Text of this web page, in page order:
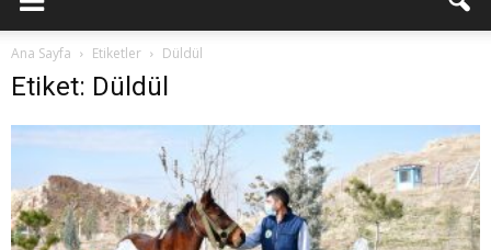
Ana Sayfa Etiketler Düldül
Etiket: Düldül